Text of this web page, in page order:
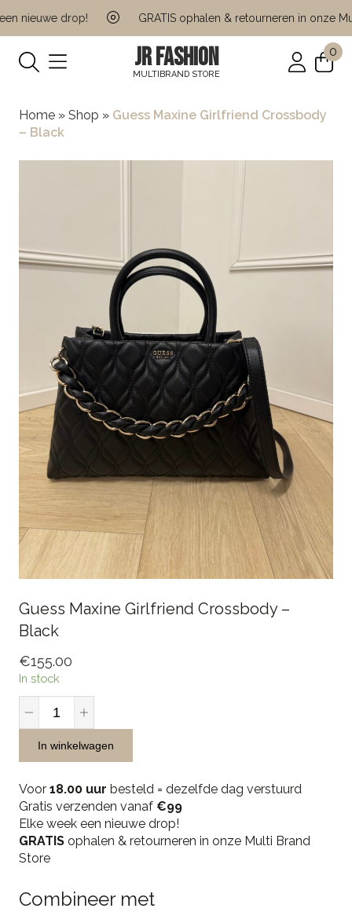
nieuwe drop! GRATIS ophalen & retourneren in onze
JR FASHION
MULTIBRAND STORE
0
Home » Shop » Guess Maxine Girlfriend Crossbody
– Black
Guess Maxine Girlfriend Crossbody –
Black
€155.00
In stock
Guess
Maxine
Girlfriend
Crossbody
Black
quantity
In winkelwagen
Voor 18.00 uur besteld = dezelfde dag verstuurd
Gratis verzenden vanaf €99
Elke week een nieuwe drop!
GRATIS ophalen & retourneren in onze Multi Brand
Store
Combineer met